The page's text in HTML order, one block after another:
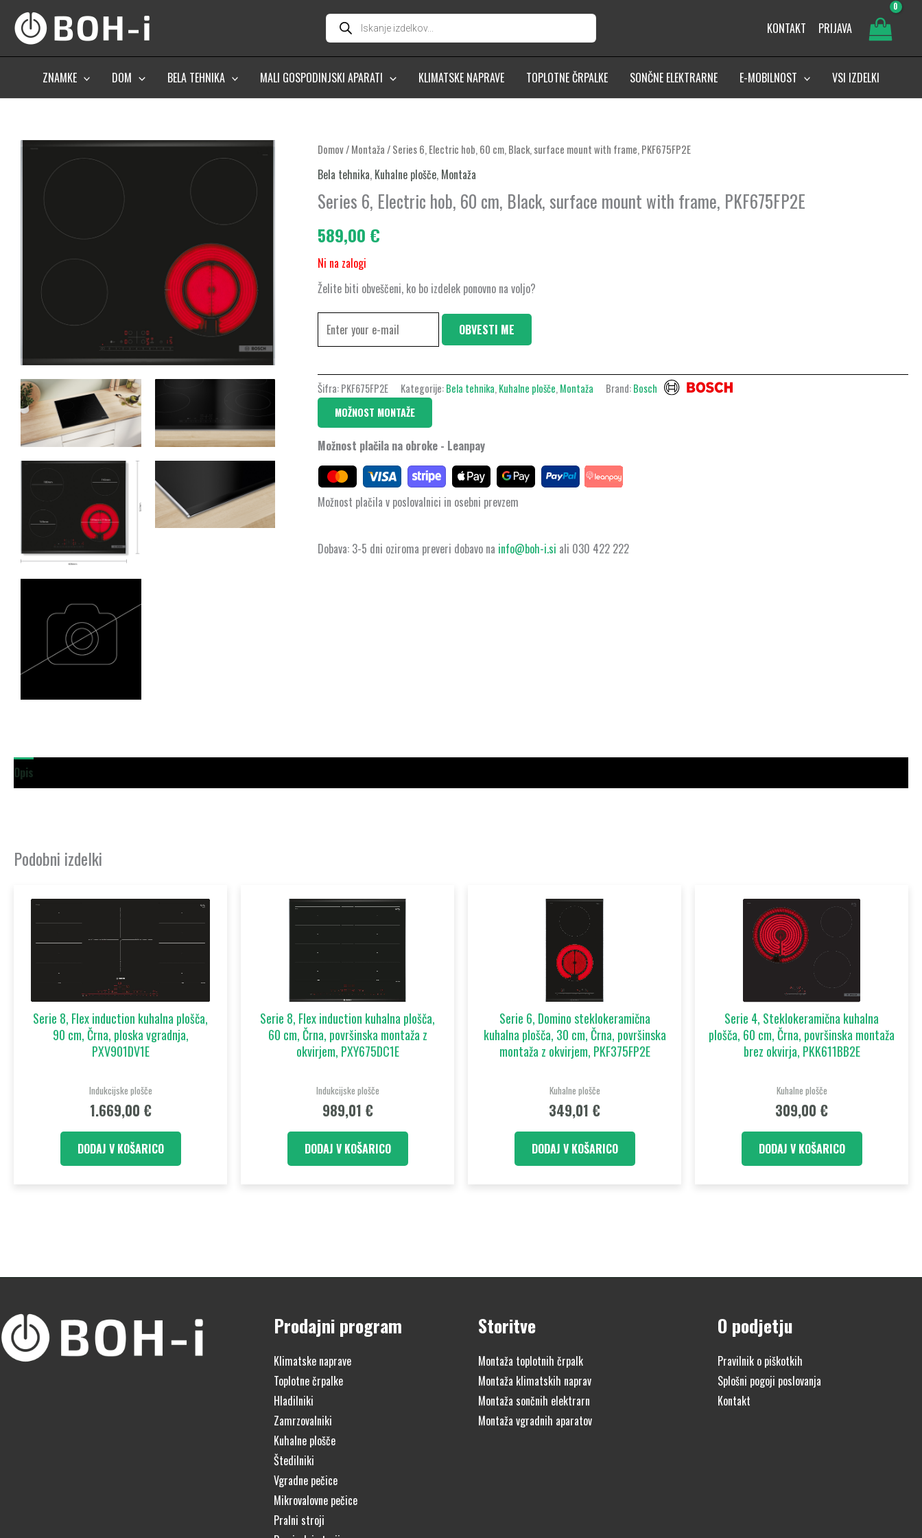
content
Products
search KONTAKT PRIJAVA
ZNAMKE DOM BELA TEHNIKA MALI GOSPODINJSKI APARATI KLIMATSKE NAPRAVE TOPLOTNE ČRPALKE SONČNE ELEKTRARNE E-MOBILNOST VSI IZDELKI
Domov/Montaža/ Series 6, Electric hob, 60 cm, Black, surface mount with frame, PKF675FP2E
Bela tehnika, Kuhalne plošče, Montaža
Series 6, Electric hob, 60 cm, Black, surface mount with frame, PKF675FP2E
589,00 €
Ni na zalogi
Želite biti obveščeni, ko bo izdelek ponovno na voljo?
OBVESTI ME
Šifra:PKF675FP2E Kategorije:Bela tehnika,Kuhalne plošče,Montaža Brand:Bosch
MOŽNOST MONTAŽE
Možnost plačila na obroke - Leanpay
Možnost plačila v poslovalnici in osebni prevzem
Dobava: 3-5 dni oziroma preveri dobavo na info@boh-i.si ali 030 422 222
Opis
Podobni izdelki
Serie 8, Flex induction kuhalna plošča,
90 cm, Črna, ploska vgradnja,
PXV901DV1E
Indukcijske plošče
1.669,00 €
DODAJ V KOŠARICO
Serie 8, Flex induction kuhalna plošča,
60 cm, Črna, površinska montaža z
okvirjem, PXY675DC1E
Indukcijske plošče
989,01 €
DODAJ V KOŠARICO
Serie 6, Domino steklokeramična
kuhalna plošča, 30 cm, Črna, površinska
montaža z okvirjem, PKF375FP2E
Kuhalne plošče
349,01 €
DODAJ V KOŠARICO
Serie 4, Steklokeramična kuhalna
plošča, 60 cm, Črna, površinska montaža
brez okvirja, PKK611BB2E
Kuhalne plošče
309,00 €
DODAJ V KOŠARICO
Prodajni program
Klimatske naprave
Toplotne črpalke
Hladilniki
Zamrzovalniki
Kuhalne plošče
Štedilniki
Vgradne pečice
Mikrovalovne pečice
Pralni stroji
Storitve
Montaža toplotnih črpalk
Montaža klimatskih naprav
Montaža sončnih elektrarn
Montaža vgradnih aparatov
O podjetju
Pravilnik o piškotkih
Splošni pogoji poslovanja
Kontakt